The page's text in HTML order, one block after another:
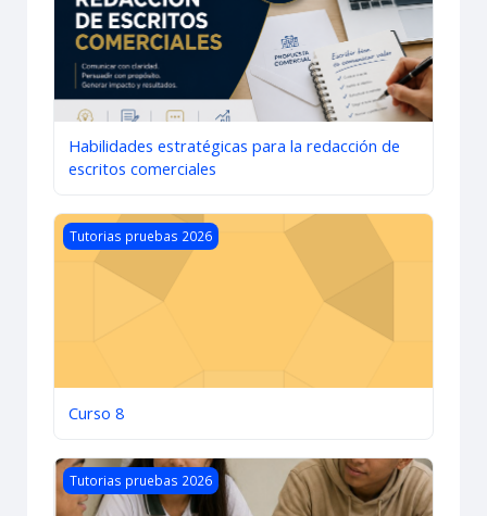
Habilidades estratégicas para la redacción de
escritos comerciales
Imagen del curso Curso 8
Tutorias pruebas 2026
Curso 8
Imagen del curso Curso 6 - Convivencia y resolución de
Tutorias pruebas 2026